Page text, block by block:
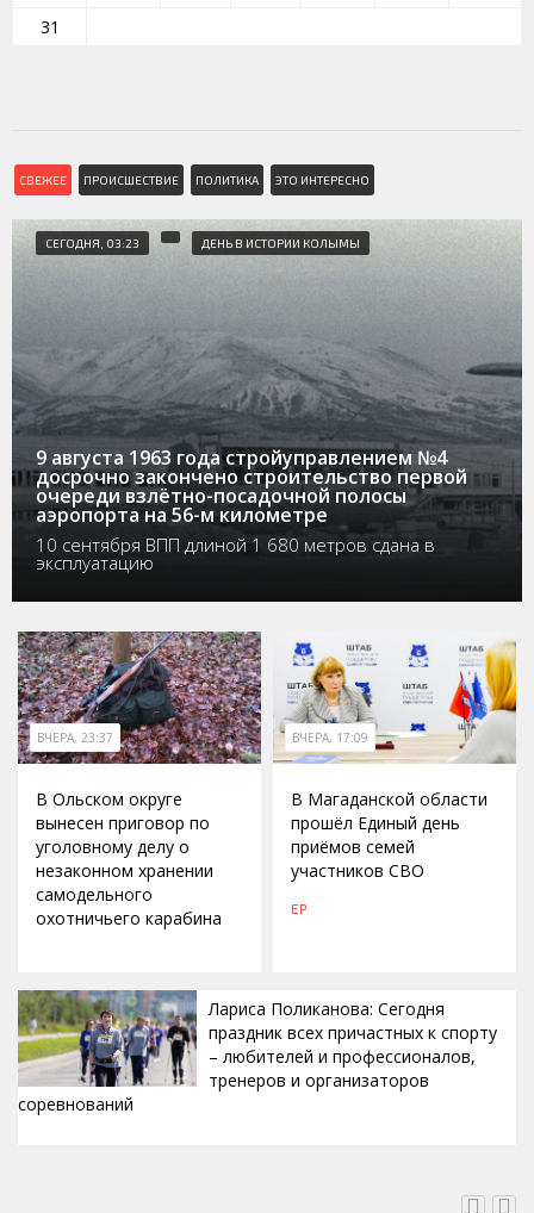
31
СВЕЖЕЕ ПРОИСШЕСТВИЕ ПОЛИТИКА ЭТО ИНТЕРЕСНО
СЕГОДНЯ, 03:23 ДЕНЬ В ИСТОРИИ КОЛЫМЫ
9 августа 1963 года стройуправлением №4
досрочно закончено строительство первой
очереди взлётно-посадочной полосы
аэропорта на 56-м километре
10 сентября ВПП длиной 1 680 метров сдана в
эксплуатацию
ВЧЕРА, 23:37
В Ольском округе
вынесен приговор по
уголовному делу о
незаконном хранении
самодельного
охотничьего карабина
ВЧЕРА, 17:09
В Магаданской области
прошёл Единый день
приёмов семей
участников СВО
ЕР
Лариса Поликанова: Сегодня
праздник всех причастных к спорту
– любителей и профессионалов,
тренеров и организаторов
соревнований